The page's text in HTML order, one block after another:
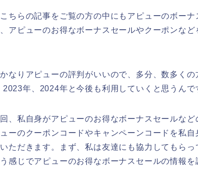
ちらの記事をご覧の方の中にもアピューのボー
アピューのお得なボーナスセールやクーポンな
なりアピューの評判がいいので、多分、数多くの
2023年、2024年と今後も利用していくと思うんで
、私自身がアピューのお得なボーナスセールな
ーのクーポンコードやキャンペーンコードを私
ただきます。まず、私は友達にも協力してもら
感じでアピューのお得なボーナスセールの情報を